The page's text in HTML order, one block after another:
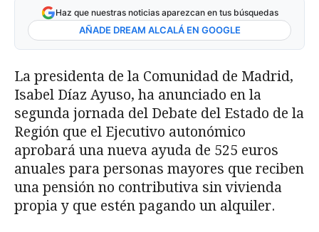
Haz que nuestras noticias aparezcan en tus búsquedas
AÑADE DREAM ALCALÁ EN GOOGLE
La presidenta de la Comunidad de Madrid,
Isabel Díaz Ayuso, ha anunciado en la
segunda jornada del Debate del Estado de la
Región que el Ejecutivo autonómico
aprobará una nueva ayuda de 525 euros
anuales para personas mayores que reciben
una pensión no contributiva sin vivienda
propia y que estén pagando un alquiler.